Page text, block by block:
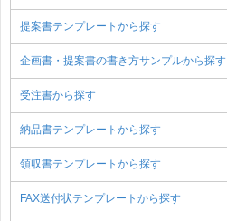
提案書テンプレートから探す
企画書・提案書の書き方サンプルから探す
受注書から探す
納品書テンプレートから探す
領収書テンプレートから探す
FAX送付状テンプレートから探す